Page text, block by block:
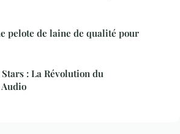
pelote de laine de qualité pour
Stars : La Révolution du